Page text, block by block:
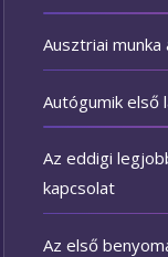
Ausztriai
Autógumik első
Az eddigi
kapcsolat
Az első